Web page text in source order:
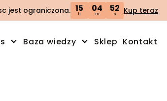
jest ograniczona. 15
h
04
m
51
s Kup teraz
Baza wiedzy Sklep Kontakt